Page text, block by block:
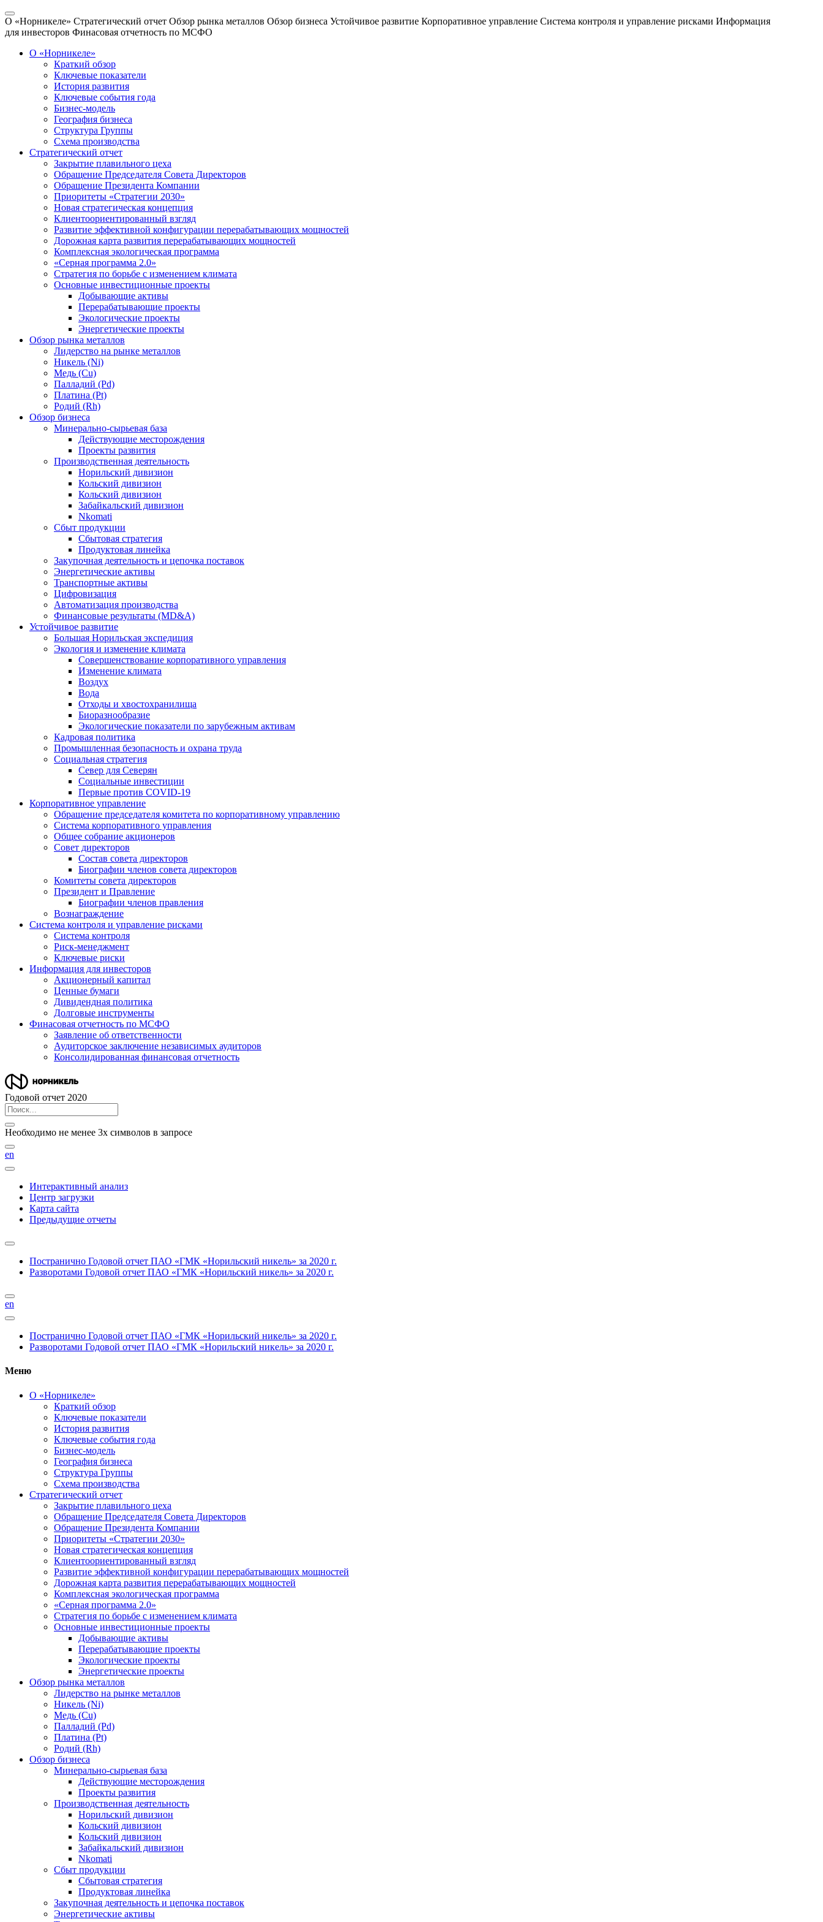
О «Норникеле» Стратегический отчет Обзор рынка металлов Обзор бизнеса Устойчивое развитие Корпоративное управление Система контроля и управление рисками Информация
для инвесторов Финасовая отчетность по МСФО
О «Норникеле»
Краткий обзор
Ключевые показатели
История развития
Ключевые события года
Бизнес-модель
География бизнеса
Структура Группы
Схема производства
Стратегический отчет
Закрытие плавильного цеха
Обращение Председателя Совета Директоров
Обращение Президента Компании
Приоритеты «Стратегии 2030»
Новая стратегическая концепция
Клиентоориентированный взгляд
Развитие эффективной конфигурации перерабатывающих мощностей
Дорожная карта развития перерабатывающих мощностей
Комплексная экологическая программа
«Серная программа 2.0»
Стратегия по борьбе с изменением климата
Основные инвестиционные проекты
Добывающие активы
Перерабатывающие проекты
Экологические проекты
Энергетические проекты
Обзор рынка металлов
Лидерство на рынке металлов
Никель (Ni)
Медь (Cu)
Палладий (Pd)
Платина (Pt)
Родий (Rh)
Обзор бизнеса
Минерально-сырьевая база
Действующие месторождения
Проекты развития
Производственная деятельность
Норильский дивизион
Кольский дивизион
Кольский дивизион
Забайкальский дивизион
Nkomati
Сбыт продукции
Сбытовая стратегия
Продуктовая линейка
Закупочная деятельность и цепочка поставок
Энергетические активы
Транспортные активы
Цифровизация
Автоматизация производства
Финансовые результаты (MD&A)
Устойчивое развитие
Большая Норильская экспедиция
Экология и изменение климата
Совершенствование корпоративного управления
Изменение климата
Воздух
Вода
Отходы и хвостохранилища
Биоразнообразие
Экологические показатели по зарубежным активам
Кадровая политика
Промышленная безопасность и охрана труда
Социальная стратегия
Север для Северян
Социальные инвестиции
Первые против COVID‑19
Корпоративное управление
Обращение председателя комитета по корпоративному управлению
Система корпоративного управления
Общее собрание акционеров
Совет директоров
Состав совета директоров
Биографии членов совета директоров
Комитеты совета директоров
Президент и Правление
Биографии членов правления
Вознаграждение
Система контроля и управление рисками
Система контроля
Риск-менеджмент
Ключевые риски
Информация для инвесторов
Акционерный капитал
Ценные бумаги
Дивидендная политика
Долговые инструменты
Финасовая отчетность по МСФО
Заявление об ответственности
Аудиторское заключение независимых аудиторов
Консолидированная финансовая отчетность
Годовой отчет 2020
Необходимо не менее 3х символов в запросе
en
Интерактивный анализ
Центр загрузки
Карта сайта
Предыдущие отчеты
Постранично Годовой отчет ПАО «ГМК «Норильский никель» за 2020 г.
Разворотами Годовой отчет ПАО «ГМК «Норильский никель» за 2020 г.
en
Постранично Годовой отчет ПАО «ГМК «Норильский никель» за 2020 г.
Разворотами Годовой отчет ПАО «ГМК «Норильский никель» за 2020 г.
Меню
О «Норникеле»
Краткий обзор
Ключевые показатели
История развития
Ключевые события года
Бизнес-модель
География бизнеса
Структура Группы
Схема производства
Стратегический отчет
Закрытие плавильного цеха
Обращение Председателя Совета Директоров
Обращение Президента Компании
Приоритеты «Стратегии 2030»
Новая стратегическая концепция
Клиентоориентированный взгляд
Развитие эффективной конфигурации перерабатывающих мощностей
Дорожная карта развития перерабатывающих мощностей
Комплексная экологическая программа
«Серная программа 2.0»
Стратегия по борьбе с изменением климата
Основные инвестиционные проекты
Добывающие активы
Перерабатывающие проекты
Экологические проекты
Энергетические проекты
Обзор рынка металлов
Лидерство на рынке металлов
Никель (Ni)
Медь (Cu)
Палладий (Pd)
Платина (Pt)
Родий (Rh)
Обзор бизнеса
Минерально-сырьевая база
Действующие месторождения
Проекты развития
Производственная деятельность
Норильский дивизион
Кольский дивизион
Кольский дивизион
Забайкальский дивизион
Nkomati
Сбыт продукции
Сбытовая стратегия
Продуктовая линейка
Закупочная деятельность и цепочка поставок
Энергетические активы